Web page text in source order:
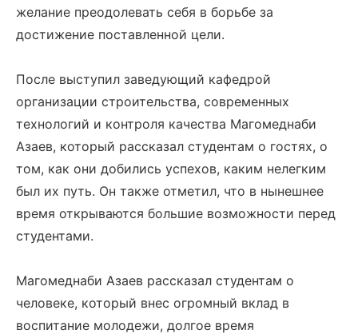
желание преодолевать себя в борьбе за
достижение поставленной цели.
После выступил заведующий кафедрой
организации строительства, современных
технологий и контроля качества Магомеднаби
Азаев, который рассказал студентам о гостях, о
том, как они добились успехов, каким нелегким
был их путь. Он также отметил, что в нынешнее
время открываются большие возможности перед
студентами.
Магомеднаби Азаев рассказал студентам о
человеке, который внес огромный вклад в
воспитание молодежи, долгое время